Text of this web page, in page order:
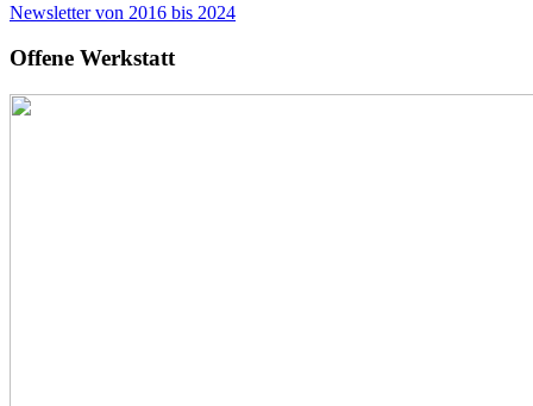
Newsletter von 2016 bis 2024
Offene Werkstatt